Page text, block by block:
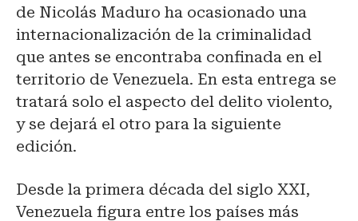
de Nicolás Maduro ha ocasionado una
internacionalización de la criminalidad
que antes se encontraba confinada en el
territorio de Venezuela. En esta entrega se
tratará solo el aspecto del delito violento,
y se dejará el otro para la siguiente
edición.
Desde la primera década del siglo XXI,
Venezuela figura entre los países más